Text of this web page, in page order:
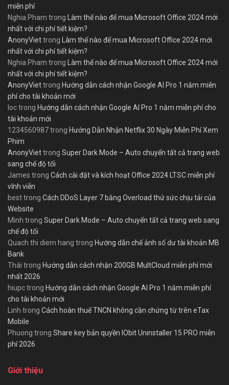
miễn phí
Nghia Pham trong Làm thế nào để mua Microsoft Office 2024 mới
nhất với chi phí tiết kiệm?
AnonyViettrong Làm thế nào để mua Microsoft Office 2024 mới
nhất với chi phí tiết kiệm?
Nghia Pham trong Làm thế nào để mua Microsoft Office 2024 mới
nhất với chi phí tiết kiệm?
AnonyViettrong Hướng dẫn cách nhận Google AI Pro 1 năm miễn
phí cho tài khoản mới
loctrong Hướng dẫn cách nhận Google AI Pro 1 năm miễn phí cho
tài khoản mới
1234560987trong Hướng Dẫn Nhận Netflix 30 Ngày Miễn Phí Xem
Phim
AnonyViettrong Super Dark Mode – Auto chuyển tất cả trang web
sang chế độ tối
James trong Cách cài đặt và kích hoạt Office 2024 LTSC miễn phí
vĩnh viễn
besttrong Cách DDoS Layer 7 bằng Overload thử sức chịu tải của
Website
Minh trong Super Dark Mode – Auto chuyển tất cả trang web sang
chế độ tối
Quach thi diem hang trong Hướng dẫn chế ảnh số dư tài khoản MB
Bank
Thái trong Hướng dẫn cách nhận 200GB MultCloud miễn phí mới
nhất 2026
hiupctrong Hướng dẫn cách nhận Google AI Pro 1 năm miễn phí
cho tài khoản mới
Linh trong Cách hoàn thuế TNCN không cần chứng từ trên eTax
Mobile
Phuong trong Share key bản quyền IObit Uninstaller 15 PRO miễn
phí 2026
Giới thiệu